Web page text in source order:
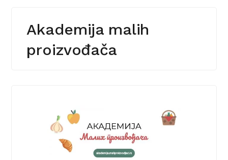
Akademija malih
proizvođača